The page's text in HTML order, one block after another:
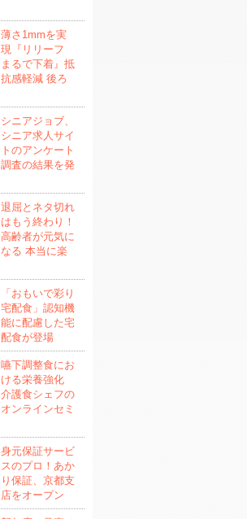
薄さ1mmを実
現『リリーフ
まるで下着』抵
抗感軽減 後ろ
シニアジョブ、
シニア求人サイ
トのアンケート
調査の結果を発
退屈とネタ切れ
はもう終わり！
高齢者が元気に
なる 本当に楽
「おもいで彩り
宅配食」認知機
能に配慮した宅
配食が登場
嚥下調整食にお
ける栄養強化
介護食シェフの
オンラインセミ
身元保証サービ
スのプロ！あか
り保証、京都支
店をオープン